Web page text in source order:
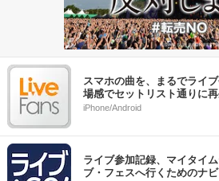
スマホの曲を、まるでライ
場感でセットリスト通りに
iPhone/Android
ライブ参加記録、マイタイ
ブ・フェスへ行くためのナビ